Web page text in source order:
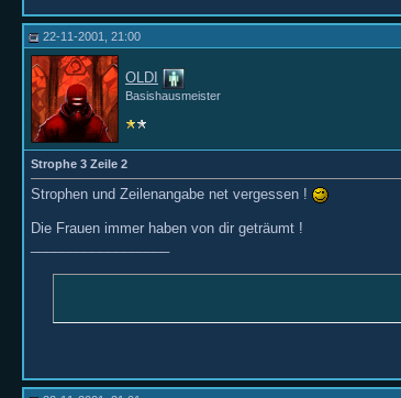
22-11-2001, 21:00
OLDI
Basishausmeister
Strophe 3 Zeile 2
Strophen und Zeilenangabe net vergessen !
Die Frauen immer haben von dir geträumt !